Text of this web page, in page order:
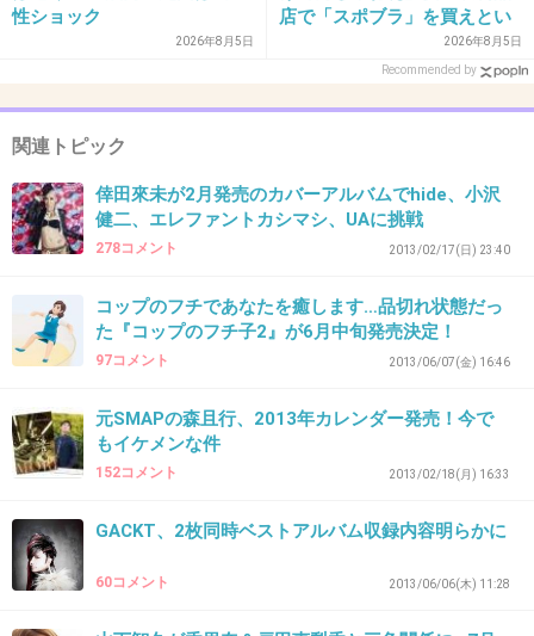
話題性もあるし、セールス的にもこれは結構いけるんじゃ
ないか？
35. 匿名2013/04/30(火) 16:30:10
華原ファン必死すぎ。
もういいんじゃない？
性ショック
2026年8月5日
店で「スポブラ」を買えとい
う夫。55歳、パート妻の下着
2026年8月5日
Recommended by
関連トピック
倖田來未が2月発売のカバーアルバムでhide、小沢
健二、エレファントカシマシ、UAに挑戦
278コメント 2013/02/17(日) 23:40
コップのフチであなたを癒します…品切れ状態だっ
た『コップのフチ子2』が6月中旬発売決定！
97コメント 2013/06/07(金) 16:46
元SMAPの森且行、2013年カレンダー発売！今で
もイケメンな件
152コメント 2013/02/18(月) 16:33
GACKT、2枚同時ベストアルバム収録内容明らかに
60コメント 2013/06/06(木) 11:28